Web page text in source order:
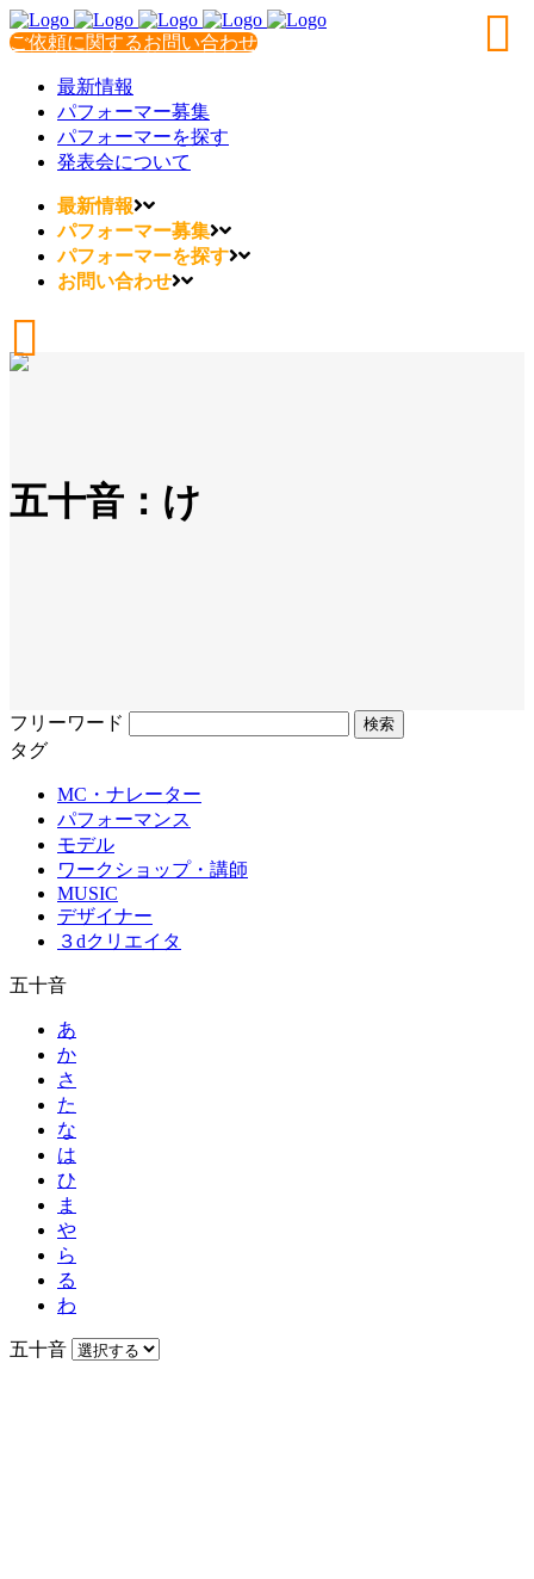
ご依頼に関するお問い合わせ
最新情報
パフォーマー募集
パフォーマーを探す
発表会について
最新情報
パフォーマー募集
パフォーマーを探す
お問い合わせ
五十音：け
フリーワード
タグ
MC・ナレーター
パフォーマンス
モデル
ワークショップ・講師
MUSIC
デザイナー
３dクリエイタ
五十音
あ
か
さ
た
な
は
ひ
ま
や
ら
る
わ
五十音